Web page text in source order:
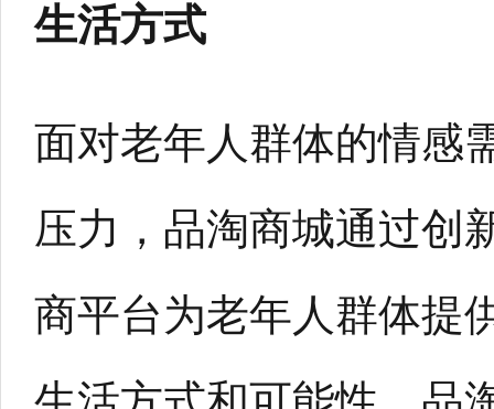
生活方式
面对老年人群体的情感
压力，品淘商城通过创
商平台为老年人群体提